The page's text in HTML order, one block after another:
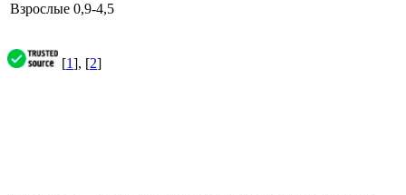
Взрослые 0,9-4,5
[1], [2]